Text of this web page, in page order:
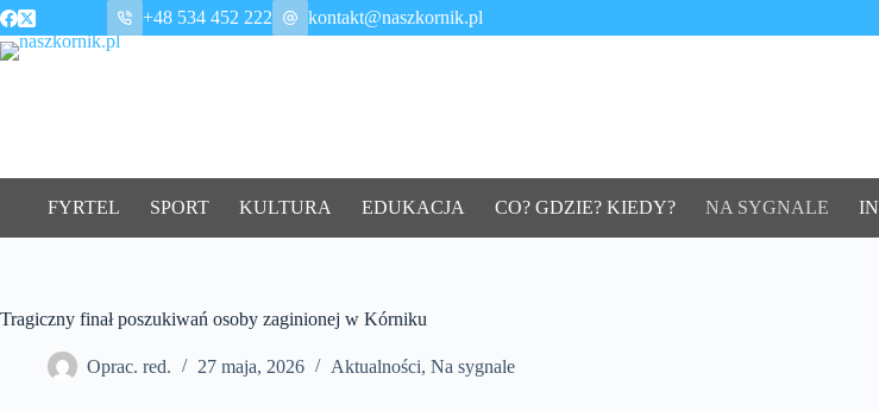
Przejdź
do
treści
+48 534 452 222 kontakt@naszkornik.pl
FYRTEL SPORT KULTURA EDUKACJA CO? GDZIE? KIEDY? NA SYGNALE
Tragiczny finał poszukiwań osoby zaginionej w Kórniku
Oprac. red. 27 maja, 2026 Aktualności, Na sygnale